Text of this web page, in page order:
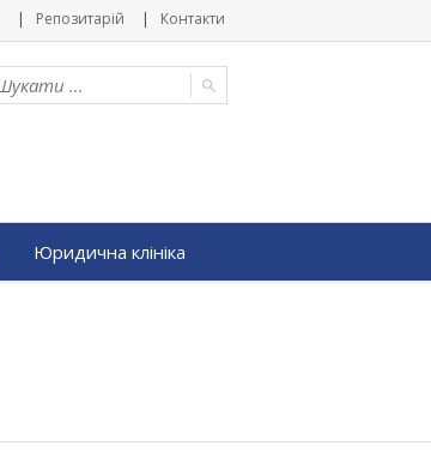
Репозитарій Контакти
Юридична клініка